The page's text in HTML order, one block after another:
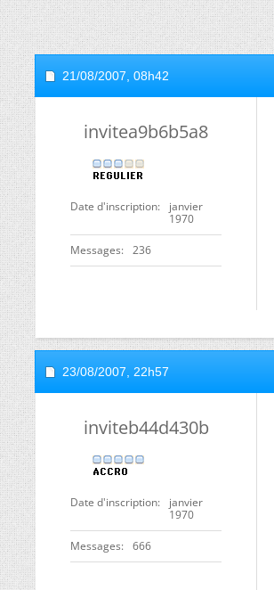
21/08/2007, 08h42
invitea9b6b5a8
Date d'inscription
janvier
1970
Messages 236
23/08/2007, 22h57
inviteb44d430b
Date d'inscription
janvier
1970
Messages 666